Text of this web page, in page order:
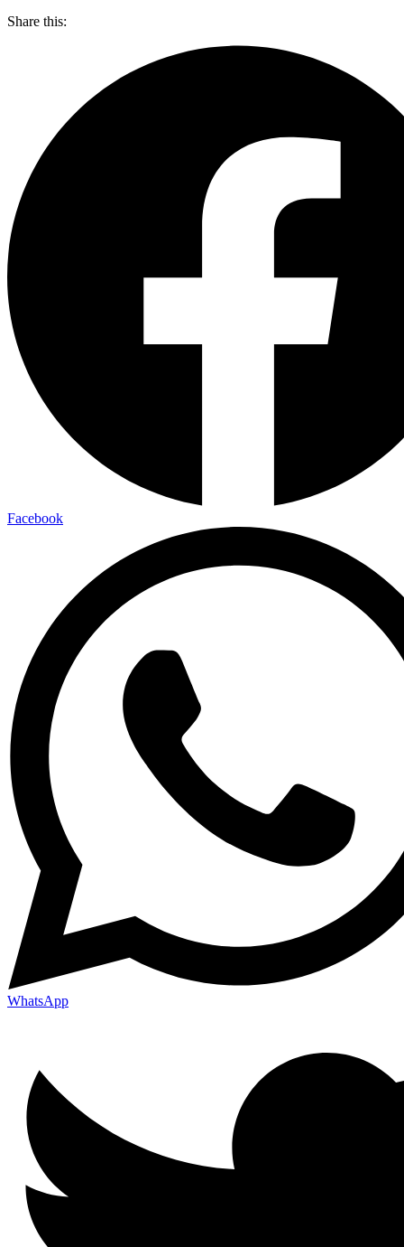
Share this:
Facebook
WhatsApp